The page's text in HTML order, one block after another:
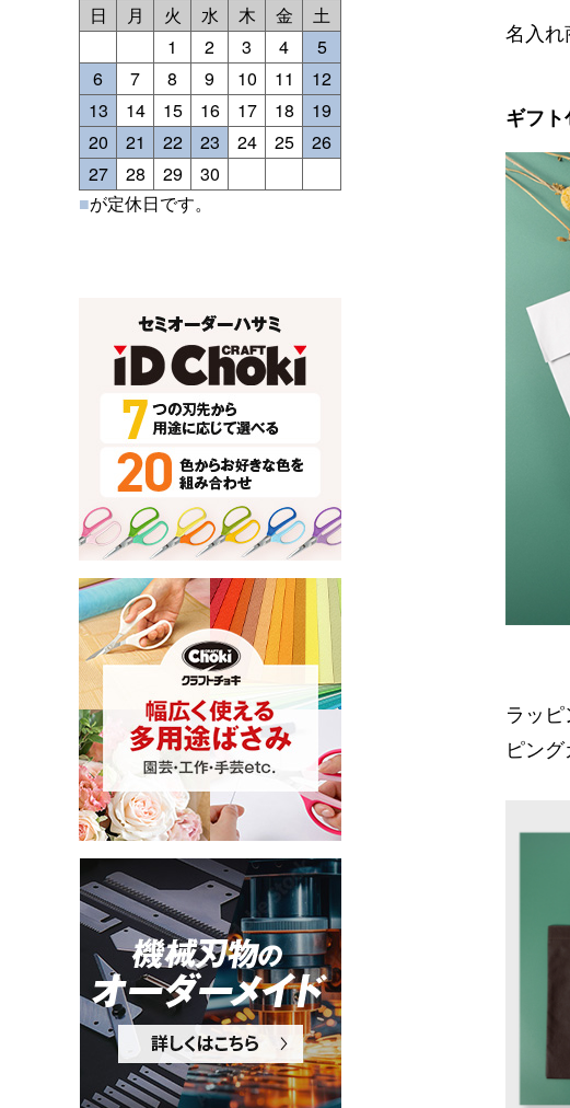
日
月 火 水 木 金
土
1
2 3 4
5
6
7 8 9 10 11
12
13
14 15 16 17 18
19
20
21 22 23 24 25
26
27
28 29
30
■が定休日です。
名入
ギフト
ラッ
ピン